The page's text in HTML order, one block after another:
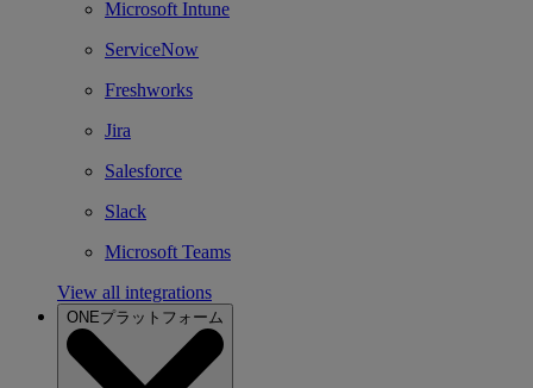
Microsoft Intune
ServiceNow
Freshworks
Jira
Salesforce
Slack
Microsoft Teams
View all integrations
ONEプラットフォーム